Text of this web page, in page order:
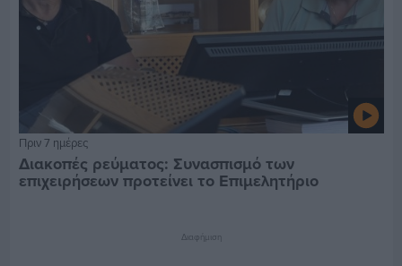
Πριν 7 ημέρες
Διακοπές ρεύματος: Συνασπισμό των
επιχειρήσεων προτείνει το Επιμελητήριο
Διαφήμιση